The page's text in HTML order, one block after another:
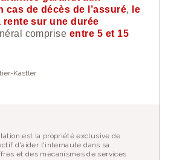
cas de décès de l’assuré,
le
rente sur une durée
comprise entre 5 et 15
Kastler
est la propriété exclusive de
d'aider l'internaute dans sa
et des mécanismes de services